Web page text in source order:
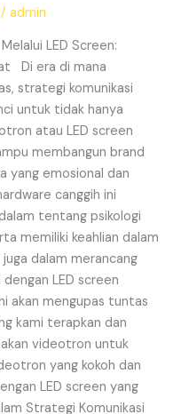
/admin
LED Screen:
Di era di mana
strategi komunikasi
untuk tidak hanya
atau LED screen
membangun brand
yang emosional dan
canggih ini
tentang psikologi
memiliki keahlian dalam
dalam merancang
LED screen
akan mengupas tuntas
kami terapkan dan
videotron untuk
yang kokoh dan
LED screen yang
Strategi Komunikasi